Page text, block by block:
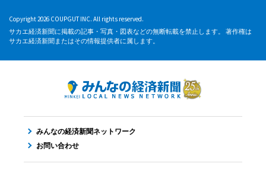
Copyright 2026 COUPGUT INC. All rights reserved.
サカエ経済新聞に掲載の記事・写真・図表などの無断転載を禁止します。 著作権は
サカエ経済新聞またはその情報提供者に属します。
みんなの経済新聞ネットワーク
お問い合わせ